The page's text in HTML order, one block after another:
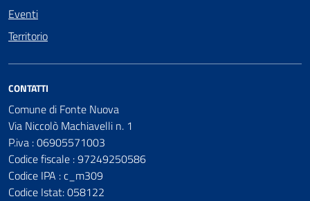
Eventi
Territorio
CONTATTI
Comune di Fonte Nuova
Via Niccolò Machiavelli n. 1
P.iva : 06905571003
Codice fiscale : 97249250586
Codice IPA : c_m309
Codice Istat: 058122